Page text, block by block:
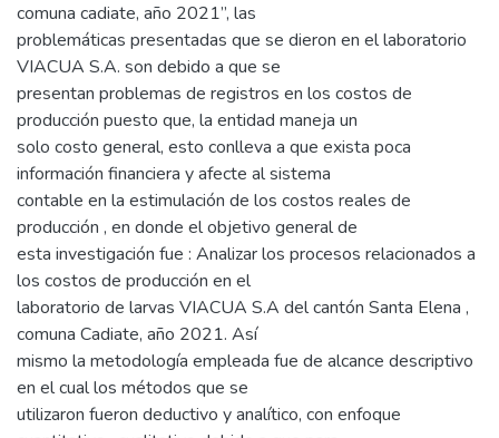
comuna cadiate, año 2021”, las
problemáticas presentadas que se dieron en el laboratorio
VIACUA S.A. son debido a que se
presentan problemas de registros en los costos de
producción puesto que, la entidad maneja un
solo costo general, esto conlleva a que exista poca
información financiera y afecte al sistema
contable en la estimulación de los costos reales de
producción , en donde el objetivo general de
esta investigación fue : Analizar los procesos relacionados a
los costos de producción en el
laboratorio de larvas VIACUA S.A del cantón Santa Elena ,
comuna Cadiate, año 2021. Así
mismo la metodología empleada fue de alcance descriptivo
en el cual los métodos que se
utilizaron fueron deductivo y analítico, con enfoque